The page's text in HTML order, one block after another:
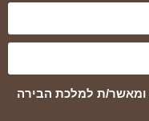
ומאשר/ת למלכת הבירה